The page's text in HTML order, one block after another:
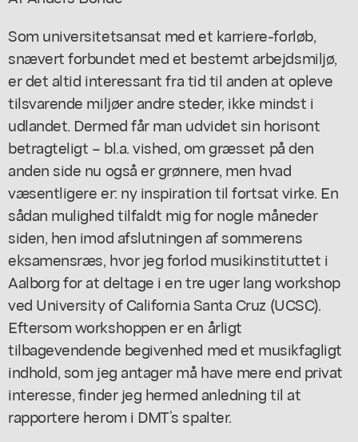
Som universitetsansat med et karriere-forløb,
snævert forbundet med et bestemt arbejdsmiljø,
er det altid interessant fra tid til anden at opleve
tilsvarende miljøer andre steder, ikke mindst i
udlandet. Dermed får man udvidet sin horisont
betragteligt – bl.a. vished, om græsset på den
anden side nu ogsåergrønnere, men hvad
væsentligere er: ny inspiration til fortsat virke. En
sådan mulighed tilfaldt mig for nogle måneder
siden, hen imod afslutningen af sommerens
eksamensræs, hvor jeg forlod musikinstituttet i
Aalborg for at deltage i en tre uger lang workshop
ved University of California Santa Cruz (UCSC).
Eftersom workshoppen er en årligt
tilbagevendende begivenhed med et musikfagligt
indhold, som jeg antager må have mere end privat
interesse, finder jeg hermed anledning til at
rapportere herom i DMT’s spalter.